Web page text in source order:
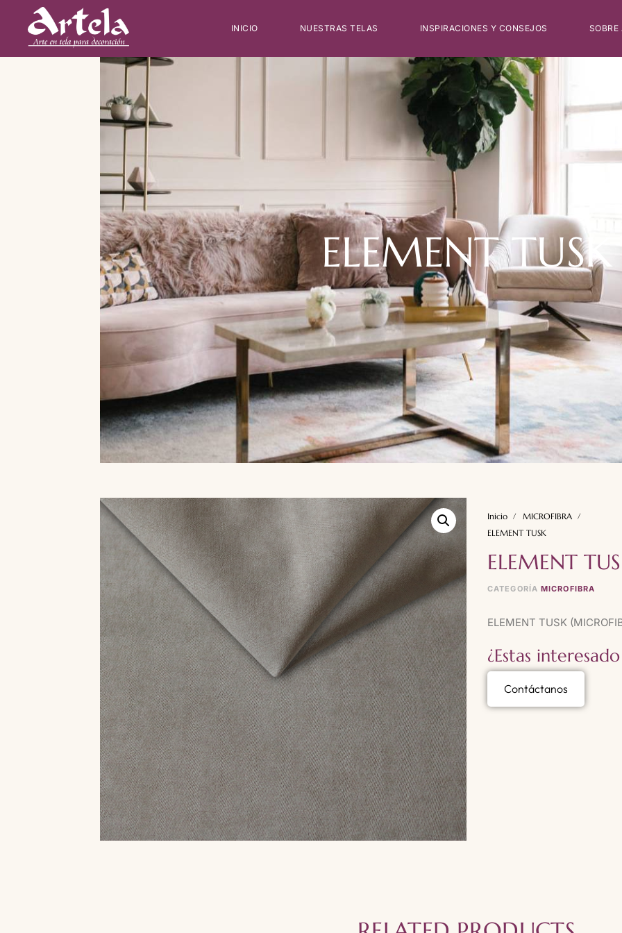
INICIO NUESTRAS TELAS INSPIRACIONES Y CONSEJOS SOBRE
Type and hit enter
ELEMENT TUSK
Inicio
MICROFIBRA
ELEMENT TUSK
ELEMENT
CATEGORÍA MICROFIBRA
ELEMENT TUSK
¿Estas
Contáctanos